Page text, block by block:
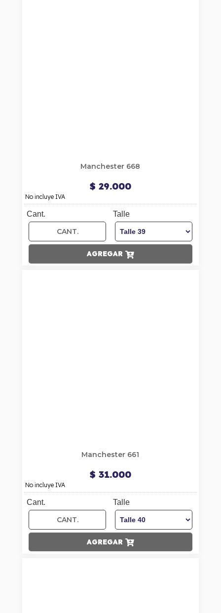
Manchester 668
$ 29.000
No incluye IVA
Cant. Talle
AGREGAR
Manchester 661
$ 31.000
No incluye IVA
Cant. Talle
AGREGAR